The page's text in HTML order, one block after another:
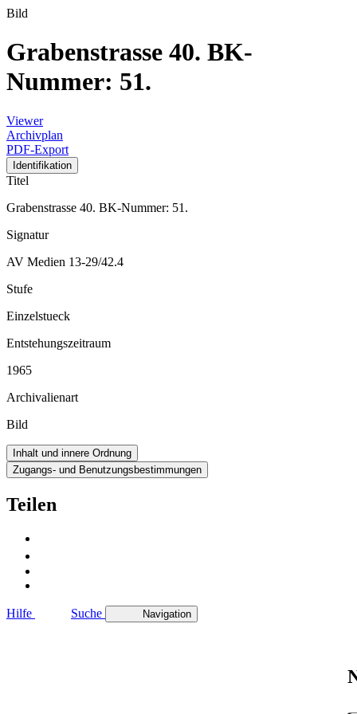
Bild
Grabenstrasse 40. BK-
Nummer: 51.
Viewer
Archivplan
PDF-Export
Identifikation
Titel
Grabenstrasse 40. BK-Nummer: 51.
Signatur
AV Medien 13-29/42.4
Stufe
Einzelstueck
Entstehungszeitraum
1965
Archivalienart
Bild
Inhalt und innere Ordnung
Zugangs- und Benutzungsbestimmungen
Teilen
Hilfe Suche Navigation